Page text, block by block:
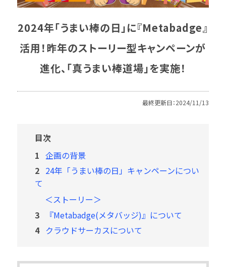
導入の流れ
事例・実績
コラム
2024年「うまい棒の日」に『Metabadge』
活用！昨年のストーリー型キャンペーンが
進化、「真うまい棒道場」を実施！
最終更新日：2024/11/13
目次
1 企画の背景
2 24年「うまい棒の日」キャンペーンについ
て
＜ストーリー＞
3
『Metabadge(メタバッジ)』について
4
クラウドサーカスについて